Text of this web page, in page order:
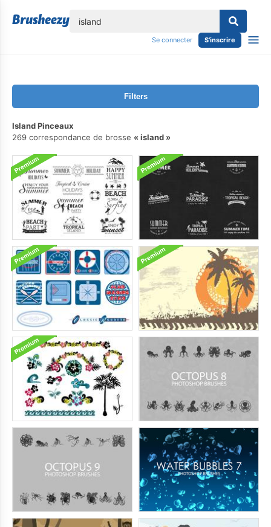
Se connecter S'inscrire
Filters
Island Pinceaux
269 correspondance de brosse
island